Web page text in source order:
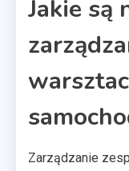
Jakie są
Zarządzanie